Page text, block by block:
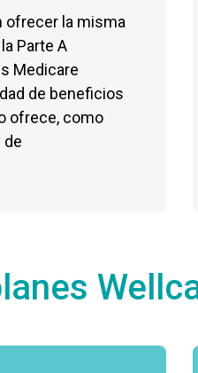
ofrecer la misma
Parte A
Medicare
de beneficios
ofrece, como
de